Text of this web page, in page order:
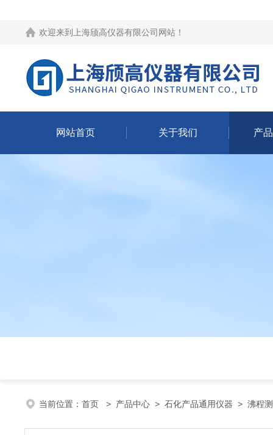
欢迎来到 上海颀高仪器有限公司网站 ！
网站首页 关于我们 产
当前位置： 首页 > 产品中心 > 石化产品通用仪器 > 沸程